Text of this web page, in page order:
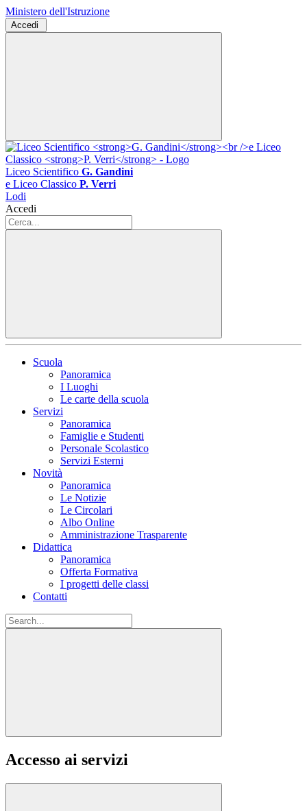
Ministero dell'Istruzione
Accedi
Liceo Scientifico G. Gandini
e Liceo Classico P. Verri
Lodi
Accedi
Scuola
Panoramica
I Luoghi
Le carte della scuola
Servizi
Panoramica
Famiglie e Studenti
Personale Scolastico
Servizi Esterni
Novità
Panoramica
Le Notizie
Le Circolari
Albo Online
Amministrazione Trasparente
Didattica
Panoramica
Offerta Formativa
I progetti delle classi
Contatti
Accesso ai servizi